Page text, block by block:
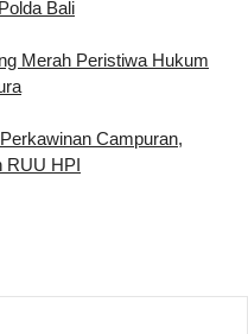
Bali
Merah Peristiwa Hukum
Campuran,
RUU HPI